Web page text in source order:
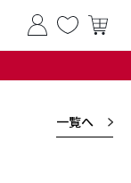
一覧へ